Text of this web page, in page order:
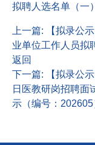
拟聘人选名单（一
上一篇: 【拟录公
业单位工作人员拟
返回
下一篇: 【拟录公
日医教研岗招聘面
示（编号：202605